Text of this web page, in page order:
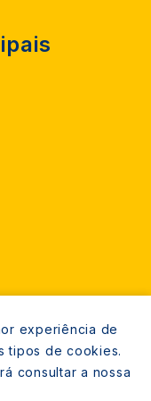
experiência de
tipos de cookies.
consultar a nossa